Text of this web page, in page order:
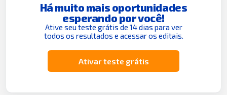
Há muito mais oportunidades
esperando por você!
Ative seu teste grátis de 14 dias para ver
todos os resultados e acessar os editais.
Ativar teste grátis